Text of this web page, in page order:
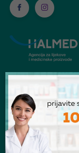
© Ljekarna Talan 2026